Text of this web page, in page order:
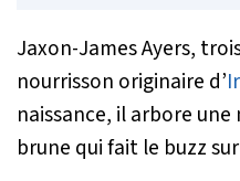
Jaxon-James Ayers,
nourrisson originaire d’
naissance, il arbore
brune qui fait le buzz